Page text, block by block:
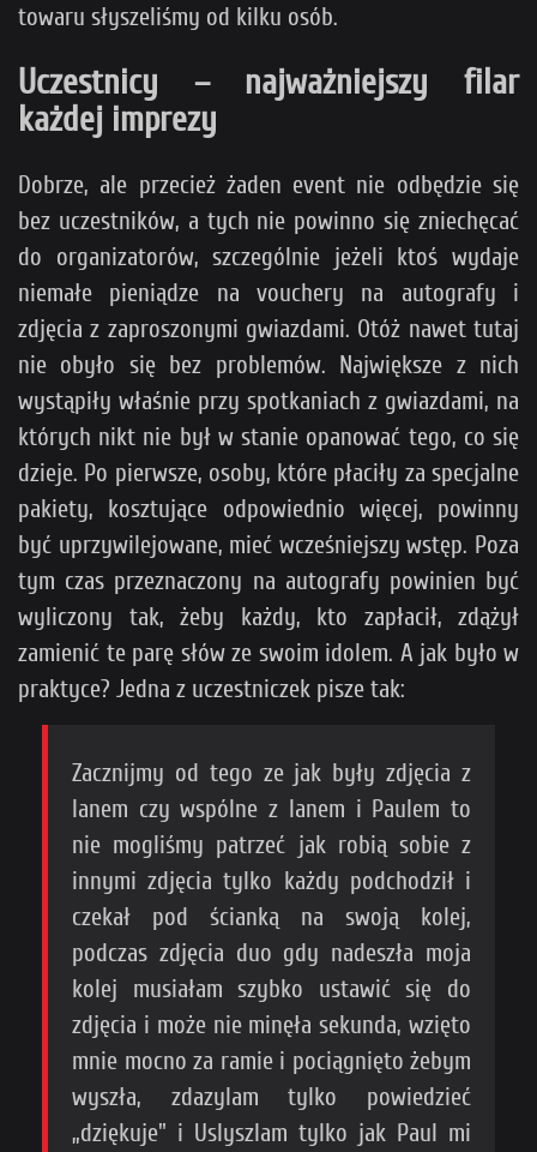
towaru słyszeliśmy od kilku osób.
Uczestnicy – najważniejszy filar
każdej imprezy
Dobrze, ale przecież żaden event nie odbędzie się
bez uczestników, a tych nie powinno się zniechęcać
do organizatorów, szczególnie jeżeli ktoś wydaje
niemałe pieniądze na vouchery na autografy i
zdjęcia z zaproszonymi gwiazdami. Otóż nawet tutaj
nie obyło się bez problemów. Największe z nich
wystąpiły właśnie przy spotkaniach z gwiazdami, na
których nikt nie był w stanie opanować tego, co się
dzieje. Po pierwsze, osoby, które płaciły za specjalne
pakiety, kosztujące odpowiednio więcej, powinny
być uprzywilejowane, mieć wcześniejszy wstęp. Poza
tym czas przeznaczony na autografy powinien być
wyliczony tak, żeby każdy, kto zapłacił, zdążył
zamienić te parę słów ze swoim idolem. A jak było w
praktyce? Jedna z uczestniczek pisze tak:
Zacznijmy od tego ze jak były zdjęcia z
Ianem czy wspólne z Ianem i Paulem to
nie mogliśmy patrzeć jak robią sobie z
innymi zdjęcia tylko każdy podchodził i
czekał pod ścianką na swoją kolej,
podczas zdjęcia duo gdy nadeszła moja
kolej musiałam szybko ustawić się do
zdjęcia i może nie minęła sekunda, wzięto
mnie mocno za ramie i pociągnięto żebym
wyszła, zdazylam tylko powiedzieć
„dziękuje" i Uslyszlam tylko jak Paul mi